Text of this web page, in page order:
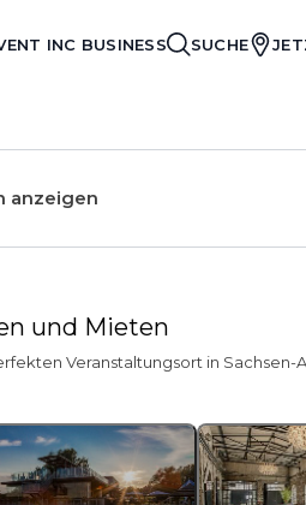
INC BUSINESS SUCHE
anzeigen
und Mieten
Veranstaltungsort in